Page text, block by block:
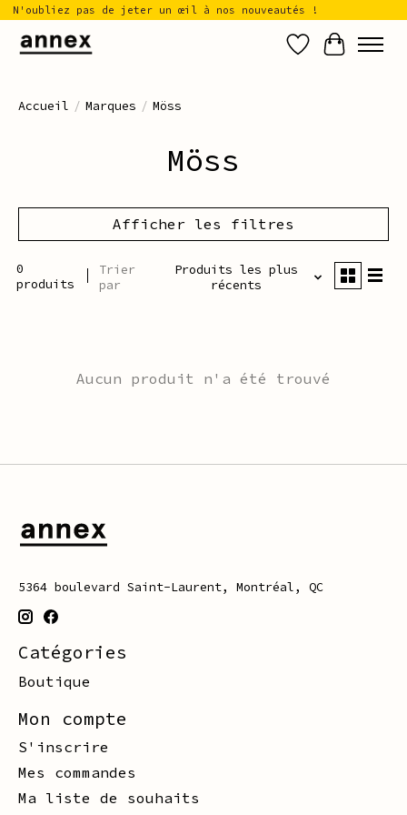
N'oubliez pas de jeter un œil à nos nouveautés !
Liste de
Panier
Accueil / Marques / Möss
Möss
Afficher les filtres
0
produits
Trier
par
Produits les plus
récents
Aucun produit n'a été trouvé
5364 boulevard Saint-Laurent, Montréal, QC
Catégories
Boutique
Mon compte
S'inscrire
Mes commandes
Ma liste de souhaits